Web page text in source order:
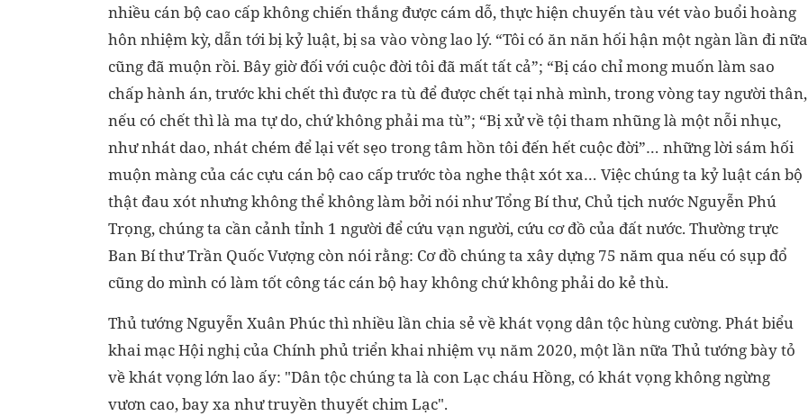
nhiều cán bộ cao cấp không chiến thắng được cám dỗ, thực hiện chuyến tàu vét vào buổi hoàng
hôn nhiệm kỳ, dẫn tới bị kỷ luật, bị sa vào vòng lao lý. “Tôi có ăn năn hối hận một ngàn lần đi nữa
cũng đã muộn rồi. Bây giờ đối với cuộc đời tôi đã mất tất cả”; “Bị cáo chỉ mong muốn làm sao
chấp hành án, trước khi chết thì được ra tù để được chết tại nhà mình, trong vòng tay người thân,
nếu có chết thì là ma tự do, chứ không phải ma tù”; “Bị xử về tội tham nhũng là một nỗi nhục,
như nhát dao, nhát chém để lại vết sẹo trong tâm hồn tôi đến hết cuộc đời”… những lời sám hối
muộn màng của các cựu cán bộ cao cấp trước tòa nghe thật xót xa… Việc chúng ta kỷ luật cán bộ
thật đau xót nhưng không thể không làm bởi nói như Tổng Bí thư, Chủ tịch nước Nguyễn Phú
Trọng, chúng ta cần cảnh tỉnh 1 người để cứu vạn người, cứu cơ đồ của đất nước. Thường trực
Ban Bí thư Trần Quốc Vượng còn nói rằng: Cơ đồ chúng ta xây dựng 75 năm qua nếu có sụp đổ
cũng do mình có làm tốt công tác cán bộ hay không chứ không phải do kẻ thù.
Thủ tướng Nguyễn Xuân Phúc thì nhiều lần chia sẻ về khát vọng dân tộc hùng cường. Phát biểu
khai mạc Hội nghị của Chính phủ triển khai nhiệm vụ năm 2020, một lần nữa Thủ tướng bày tỏ
về khát vọng lớn lao ấy: "Dân tộc chúng ta là con Lạc cháu Hồng, có khát vọng không ngừng
vươn cao, bay xa như truyền thuyết chim Lạc".